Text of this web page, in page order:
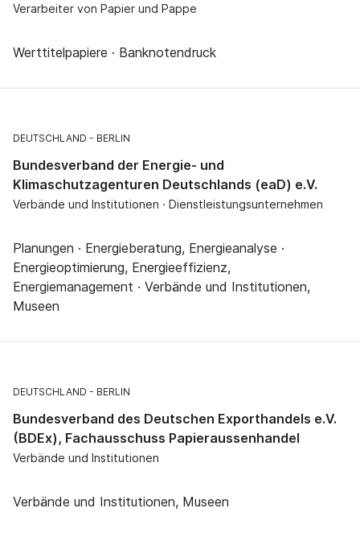
Verarbeiter von Papier und Pappe
Werttitelpapiere · Banknotendruck
DEUTSCHLAND BERLIN
Bundesverband der Energie- und
Klimaschutzagenturen Deutschlands (eaD) e.V.
Verbände und Institutionen · Dienstleistungsunternehmen
Planungen · Energieberatung, Energieanalyse ·
Energieoptimierung, Energieeffizienz,
Energiemanagement · Verbände und Institutionen,
Museen
DEUTSCHLAND BERLIN
Bundesverband des Deutschen Exporthandels e.V.
(BDEx), Fachausschuss Papieraussenhandel
Verbände und Institutionen
Verbände und Institutionen, Museen